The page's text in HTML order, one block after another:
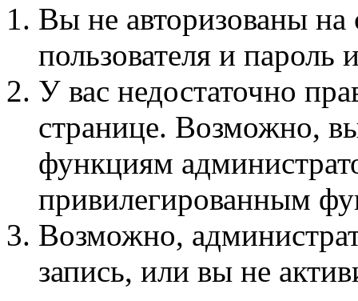
Вы не авторизованы на
пользователя и пароль
У вас недостаточно
странице. Возможно,
функциям
привилегированным
Возможно,
запись, или вы не